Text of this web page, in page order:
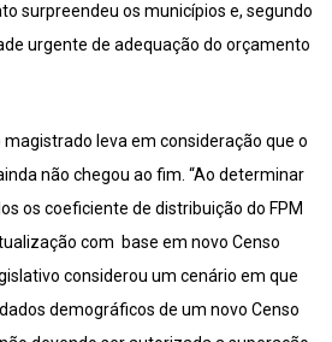
surpreendeu os municípios e, segundo
urgente de adequação do orçamento
magistrado leva em consideração que o
não chegou ao fim. “Ao determinar
os coeficiente de distribuição do FPM
com base em novo Censo
considerou um cenário em que
demográficos de um novo Censo